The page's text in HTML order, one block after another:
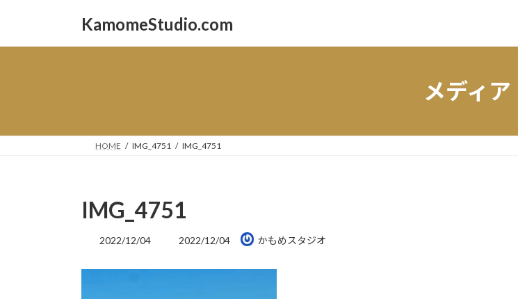
KamomeStudio.com
メディア
HOME IMG_4751 IMG_4751
IMG_4751
2022/12/04
最
2022/12/04 かもめスタジオ